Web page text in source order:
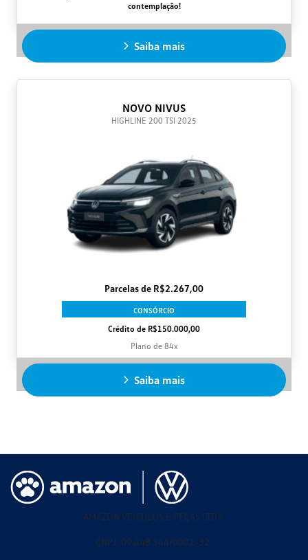
contemplação!
Saiba mais
NOVO NIVUS
HIGHLINE 200 TSI 2025
Parcelas de R$2.267,00
CONSÓRCIO
Crédito de R$150.000,00
Plano de 84x
Saiba mais
AMAZON VEICULOS E PEÇAS LTDA
CNPJ: 09.448.344/0001-32